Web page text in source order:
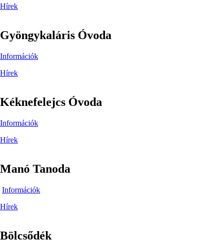
Hírek
Gyöngykaláris Óvoda
Információk
Hírek
Kéknefelejcs Óvoda
Információk
Hírek
Manó Tanoda
Információk
Hírek
Bölcsődék